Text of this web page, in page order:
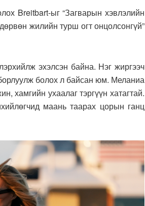
Breitbart-ыг “Загварын хэвлэлийн
жилийн турш огт онцолсонгүй”
эхэлсэн байна. Нэг жиргээч
борлуулж болох л байсан юм. Меланиа
хамгийн ухаалаг тэргүүн хатагтай.
маань таарах цорын ганц